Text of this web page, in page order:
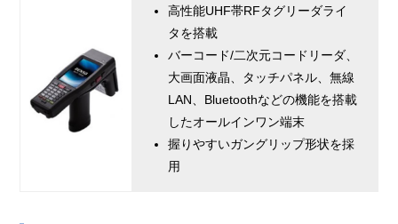
高性能UHF帯RFタグリーダライ
タを搭載
バーコード/二次元コードリーダ、
大画面液晶、タッチパネル、無線
LAN、Bluetoothなどの機能を搭載
したオールインワン端末
握りやすいガングリップ形状を採
用